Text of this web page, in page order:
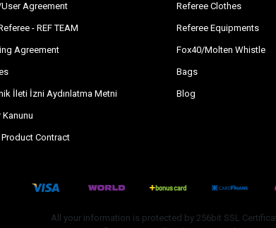
Agreement
- REF TEAM
Agreement
İleti İzni Aydınlatma Metni
Contract
Referee Clothes
Referee Equipments
Fox40/Molten Whistle
Bags
Blog
All your information is protected by 256bit SSL